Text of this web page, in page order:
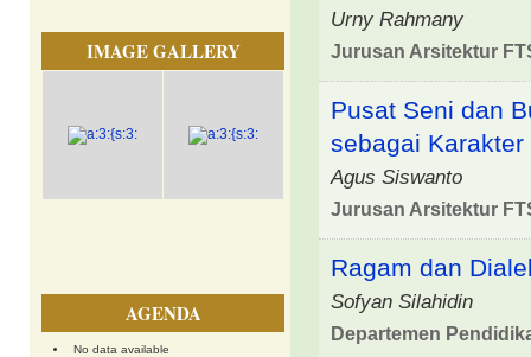
IMAGE GALLERY
AGENDA
No data available
Urny Rahmany
Jurusan Arsitektur
Pusat Seni dan
sebagai
Agus Siswanto
Jurusan Arsitektur
Ragam dan
Sofyan Silahidin
Departemen